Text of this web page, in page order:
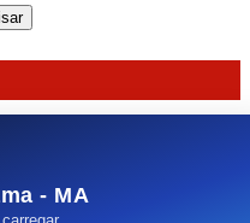
- MA